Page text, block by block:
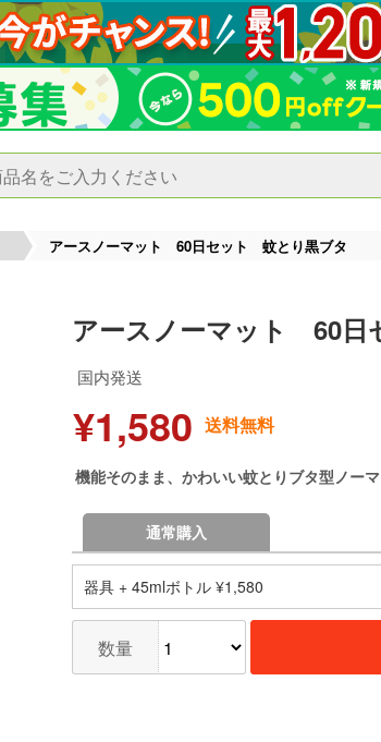
アースノーマット 60日セット 蚊とり黒ブタ
アースノーマット 60
国内発送
¥1,580 送料無料
機能そのまま、かわいい蚊とりブタ型ノー
通常購入
器具 + 45mlボトル ¥1,580
数量